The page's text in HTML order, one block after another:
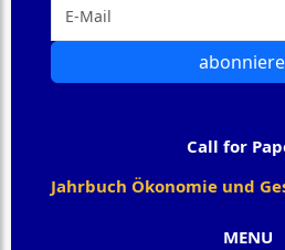
MENU
Call for
Jahrbuch Ökonomie und